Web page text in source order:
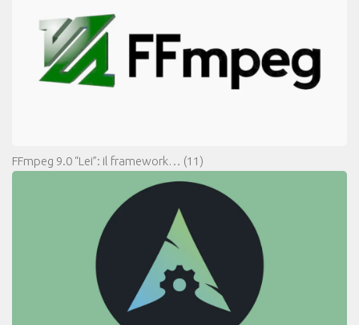
FFmpeg 9.0 “Lei”: il framework… (11)